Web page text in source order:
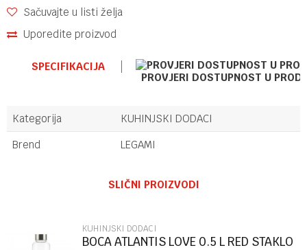
Sačuvajte u listi želja
Uporedite proizvod
SPECIFIKACIJA
PROVJERI DOSTUPNOST U
Kategorija
KUHINJSKI DODACI
Brend
LEGAMI
SLIČNI PROIZVODI
KUHINJSKI DODACI
BOCA ATLANTIS LOVE 0.5 L RED STAKLO